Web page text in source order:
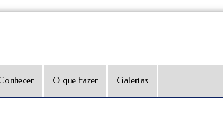
O que Fazer Galerias